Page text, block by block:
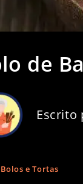
de
Escrito
Bolos e Tortas